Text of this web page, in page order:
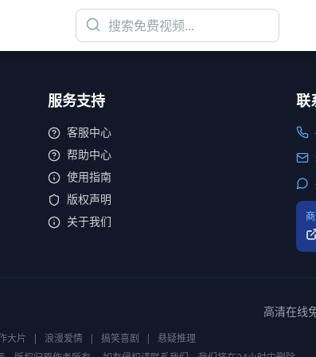
服务支持
客服中心
帮助中心
使用指南
版权声明
关于我们
联
高清在线
大片 | 浪漫爱情 | 搞笑喜剧 |
悬疑推理